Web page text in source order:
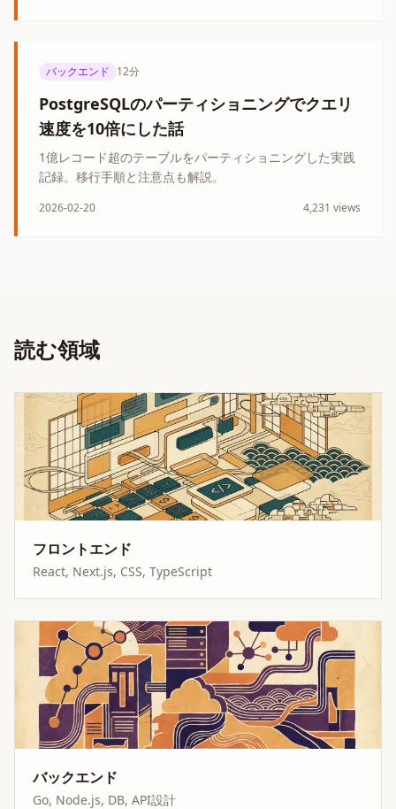
バックエンド 12分
PostgreSQLのパーティショニングでクエリ
速度を10倍にした話
1億レコード超のテーブルをパーティショニングした実践
記録。移行手順と注意点も解説。
2026-02-20 4,231 views
読む領域
フロントエンド
React, Next.js, CSS, TypeScript
バックエンド
Go, Node.js, DB, API設計